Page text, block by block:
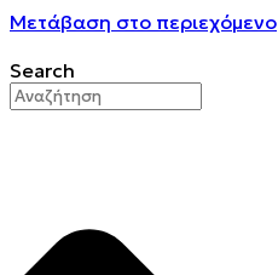
Μετάβαση στο περιεχόμενο
Search